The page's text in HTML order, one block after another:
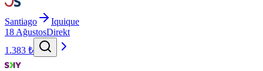
Santiago
Iquique
18 AğustosDirekt
1.383 ₺